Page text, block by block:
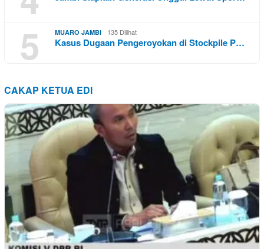
5 MUARO JAMBI 135 Dilihat
Kasus Dugaan Pengeroyokan di Stockpile P…
CAKAP KETUA EDI